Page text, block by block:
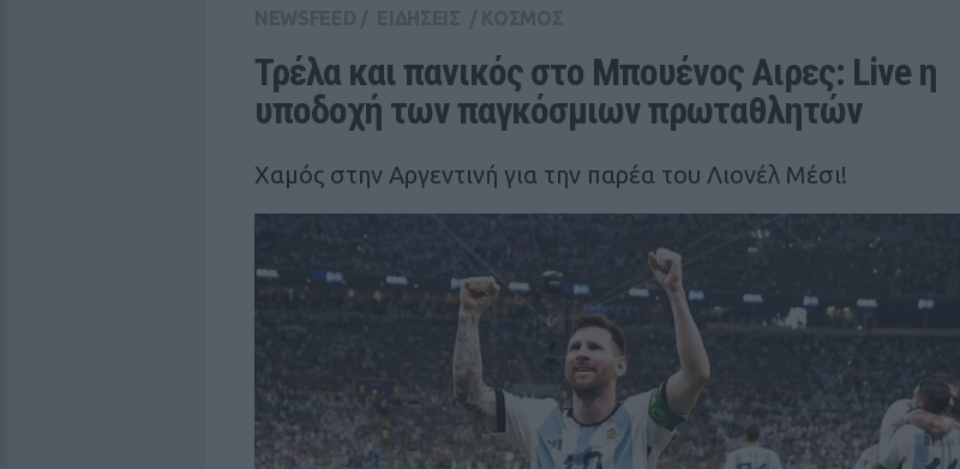
Τρέλα και πανικός στο Μπουένος Αιρες: Live η
υποδοχή των παγκόσμιων πρωταθλητών
Χαμός στην Αργεντινή για την παρέα του Λιονέλ Μέσι!